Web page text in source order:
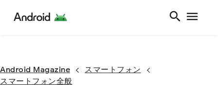
Android Magazine
スマートフォン
スマートフォン全般